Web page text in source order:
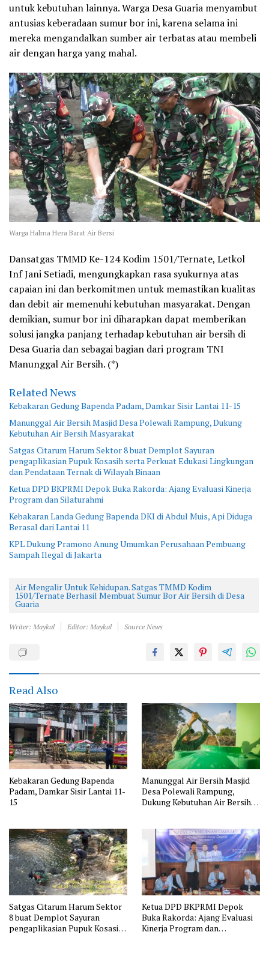
untuk kebutuhan lainnya. Warga Desa Guaria menyambut
antusias keberadaan sumur bor ini, karena selama ini
mereka mengandalkan sumber air terbatas atau membeli
air dengan harga yang mahal.
Warga Halma Hera Barat Air Bersi
Dansatgas TMMD Ke-124 Kodim 1501/Ternate, Letkol
Inf Jani Setiadi, mengungkapkan rasa syukurnya atas
capaian ini dan berkomitmen untuk memastikan kualitas
dan debit air memenuhi kebutuhan masyarakat. Dengan
demikian, sumur bor ini diharapkan dapat memberikan
solusi jangka panjang terhadap kebutuhan air bersih di
Desa Guaria dan sebagai bagian dari program TNI
Manunggal Air Bersih. (*)
Related News
Kebakaran Gedung Bapenda Padam, Damkar Sisir Lantai 11-15
Manunggal Air Bersih Masjid Desa Polewali Rampung, Dukung
Kebutuhan Air Bersih Masyarakat
Satgas Citarum Harum Sektor 8 buat Demplot Sayuran
pengaplikasian Pupuk Kosasih serta Perkuat Edukasi Lingkungan
dan Pendataan Ternak di Wilayah Binaan
Ketua DPD BKPRMI Depok Buka Rakorda: Ajang Evaluasi Kinerja
Program dan Silaturahmi
Kebakaran Landa Gedung Bapenda DKI di Abdul Muis, Api Diduga
Berasal dari Lantai 11
KPL Dukung Pramono Anung Umumkan Perusahaan Pembuang
Sampah Ilegal di Jakarta
Air Mengalir Untuk Kehidupan. Satgas TMMD Kodim
1501/Ternate Berhasil Membuat Sumur Bor Air Bersih di Desa
Guaria
Writer: Maykal Editor: Maykal Source News
Read Also
Kebakaran Gedung Bapenda
Padam, Damkar Sisir Lantai 11-
15
Manunggal Air Bersih Masjid
Desa Polewali Rampung,
Dukung Kebutuhan Air Bersih
Satgas Citarum Harum Sektor
8 buat Demplot Sayuran
pengaplikasian Pupuk Kosasih
Ketua DPD BKPRMI Depok
Buka Rakorda: Ajang Evaluasi
Kinerja Program dan